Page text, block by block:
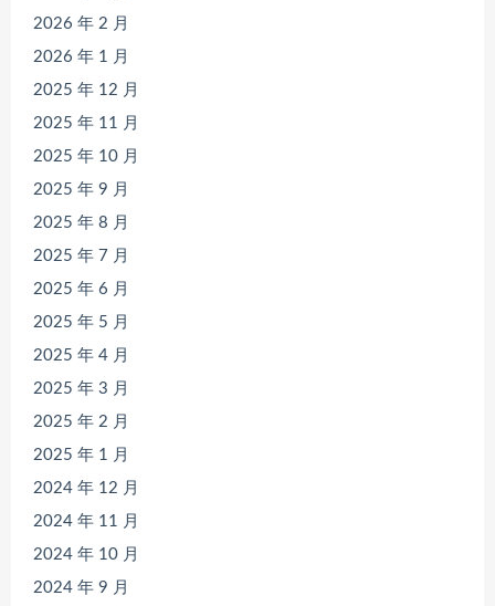
2026 年 2 月
2026 年 1 月
2025 年 12 月
2025 年 11 月
2025 年 10 月
2025 年 9 月
2025 年 8 月
2025 年 7 月
2025 年 6 月
2025 年 5 月
2025 年 4 月
2025 年 3 月
2025 年 2 月
2025 年 1 月
2024 年 12 月
2024 年 11 月
2024 年 10 月
2024 年 9 月